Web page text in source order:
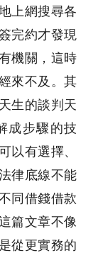
上網搜尋各
完約才發現
機關，這時
來不及。其
生的談判天
成步驟的技
以有選擇、
律底線不能
同借錢借款
篇文章不像
從更實務的